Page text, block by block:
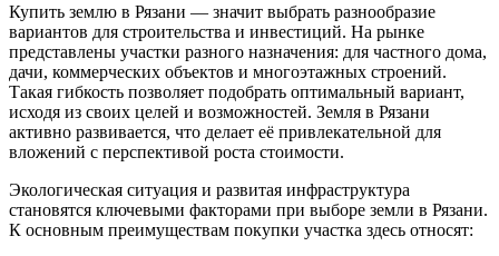
Купить землю в Рязани — значит выбрать разнообразие
вариантов для строительства и инвестиций. На рынке
представлены участки разного назначения: для частного дома,
дачи, коммерческих объектов и многоэтажных строений.
Такая гибкость позволяет подобрать оптимальный вариант,
исходя из своих целей и возможностей. Земля в Рязани
активно развивается, что делает её привлекательной для
вложений с перспективой роста стоимости.
Экологическая ситуация и развитая инфраструктура
становятся ключевыми факторами при выборе земли в Рязани.
К основным преимуществам покупки участка здесь относят: